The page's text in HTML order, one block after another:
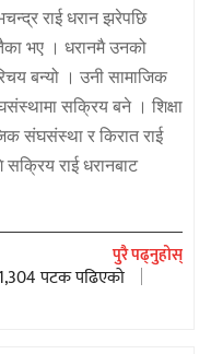
राई धरान झरेपछि
भए । धरानमै उनको
बन्यो । उनी सामाजिक
सक्रिय बने । शिक्षा
संघसंस्था र किरात राई
सक्रिय राई धरानबाट
पुरै पढ्नुहोस्
पटक पढिएको